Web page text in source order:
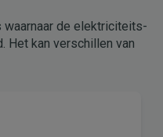
de elektriciteits-
Het kan verschillen van